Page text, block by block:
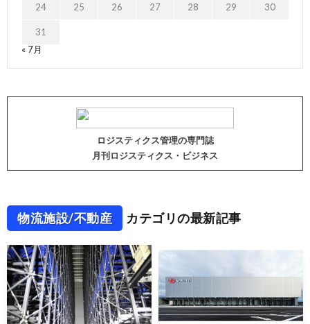
24 25 26 27 28 29 30
31
« 7月
ロジスティクス管理の専門誌
月刊ロジスティクス・ビジネス
物流施設/不動産 カテゴリの最新記事